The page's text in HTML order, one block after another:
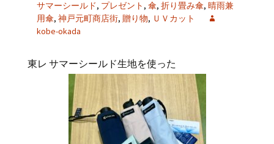
サマーシールド, プレゼント , 傘, 折り畳み傘, 晴雨兼
用傘, 神戸元町商店街, 贈り物, ＵＶカット
kobe-okada
東レ サマーシールド生地を使った